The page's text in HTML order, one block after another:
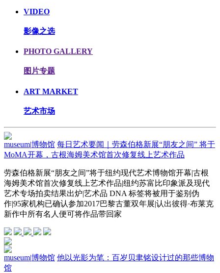
VIDEO
影像之选
PHOTO GALLERY
图片专题
ART MARKET
艺术市场
museum|博物馆 每日艺术要闻｜劳森伯格新展“朋友之间” 将于
MoMA开幕，古根海姆美术馆首次修复线上艺术作品
劳森伯格新展“朋友之间”将于纽约现代艺术博物馆开幕|古根
海姆美术馆首次修复线上艺术作品|纽约苏富比印象派及现代
艺术专场拍卖结果出炉|艺术品 DNA 标签将被用于鉴别伪
作|95家机构已确认参加2017巴黎古董双年展|认出彼得·布莱克
新作中所有名人便可将作品带回家
museum|博物馆 他以光影为笔：百岁贝聿铭设计过的那些博物
馆